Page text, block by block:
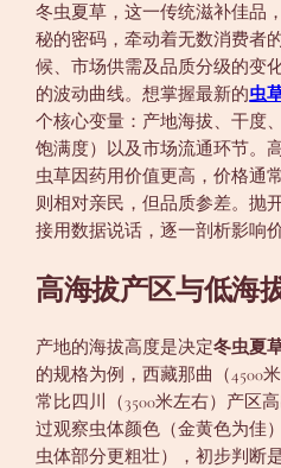
冬虫夏草，这一传统滋补佳品
秘的密码，牵动着无数消费者
候、市场供需及品质分级的变
的波动曲线。想掌握最新的虫
个核心变量：产地海拔、干度
饱满度）以及市场流通环节。
虫草因药用价值更高，价格通
则相对亲民，但品质参差。抛
接用数据说话，逐一剖析影响
高海拔产区与低海
产地的海拔高度是决定冬虫夏
的规格为例，西藏那曲（4500
常比四川（3500米左右）产区高
过观察虫体颜色（金黄色为佳
虫体部分更粗壮），初步判断